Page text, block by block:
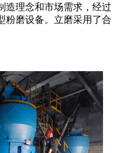
造理念和市场需求，经过
粉磨设备。立磨采用了合